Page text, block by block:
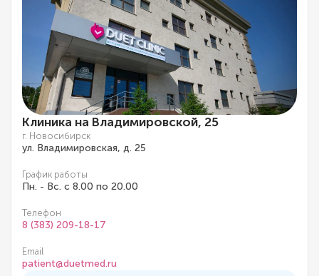
Клиника на Владимировской, 25
г. Новосибирск
ул. Владимировская, д. 25
График работы
Пн. - Вс. с 8.00 по 20.00
Телефон
8 (383) 209-18-17
Email
patient@duetmed.ru